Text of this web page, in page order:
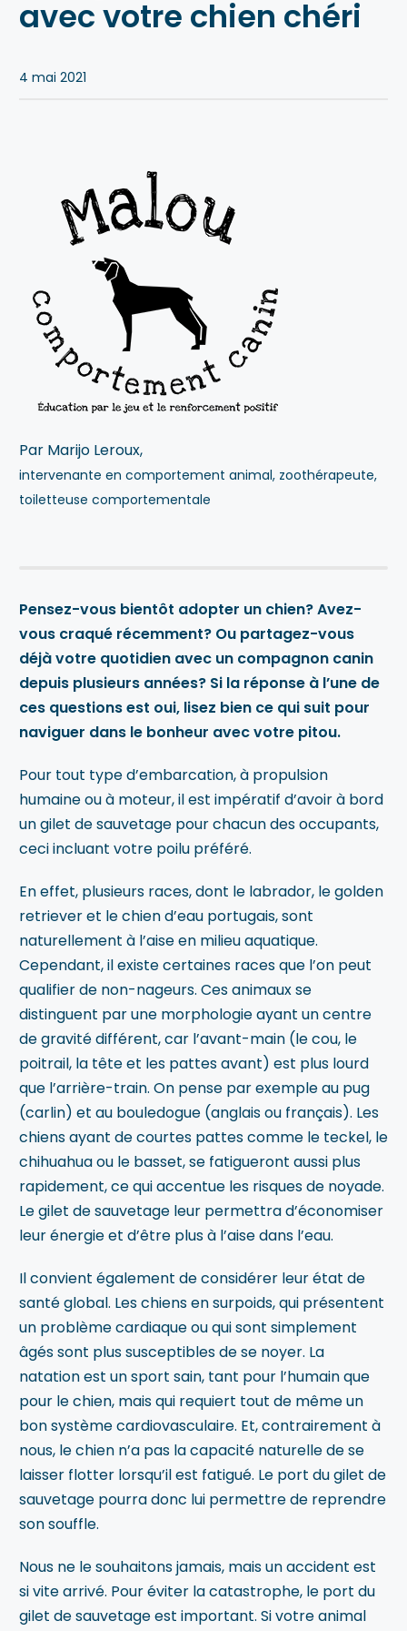
Blogue
avec votre chien chéri
4 mai 2021
Par Marijo Leroux,
intervenante en comportement animal, zoothérapeute,
toiletteuse comportementale
Pensez-vous bientôt adopter un chien? Avez-
vous craqué récemment? Ou partagez-vous
déjà votre quotidien avec un compagnon canin
depuis plusieurs années? Si la réponse à l’une de
ces questions est oui, lisez bien ce qui suit pour
naviguer dans le bonheur avec votre pitou.
Pour tout type d’embarcation, à propulsion
humaine ou à moteur, il est impératif d’avoir à bord
un gilet de sauvetage pour chacun des occupants,
ceci incluant votre poilu préféré.
En effet, plusieurs races, dont le labrador, le golden
retriever et le chien d’eau portugais, sont
naturellement à l’aise en milieu aquatique.
Cependant, il existe certaines races que l’on peut
qualifier de non-nageurs. Ces animaux se
distinguent par une morphologie ayant un centre
de gravité différent, car l’avant-main (le cou, le
poitrail, la tête et les pattes avant) est plus lourd
que l’arrière-train. On pense par exemple au pug
(carlin) et au bouledogue (anglais ou français). Les
chiens ayant de courtes pattes comme le teckel, le
chihuahua ou le basset, se fatigueront aussi plus
rapidement, ce qui accentue les risques de noyade.
Le gilet de sauvetage leur permettra d’économiser
leur énergie et d’être plus à l’aise dans l’eau.
Il convient également de considérer leur état de
santé global. Les chiens en surpoids, qui présentent
un problème cardiaque ou qui sont simplement
âgés sont plus susceptibles de se noyer. La
natation est un sport sain, tant pour l’humain que
pour le chien, mais qui requiert tout de même un
bon système cardiovasculaire. Et, contrairement à
nous, le chien n’a pas la capacité naturelle de se
laisser flotter lorsqu’il est fatigué. Le port du gilet de
sauvetage pourra donc lui permettre de reprendre
son souffle.
Nous ne le souhaitons jamais, mais un accident est
si vite arrivé. Pour éviter la catastrophe, le port du
gilet de sauvetage est important. Si votre animal